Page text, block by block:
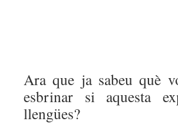
Ara que ja sabeu què
esbrinar si aquesta
llengües?